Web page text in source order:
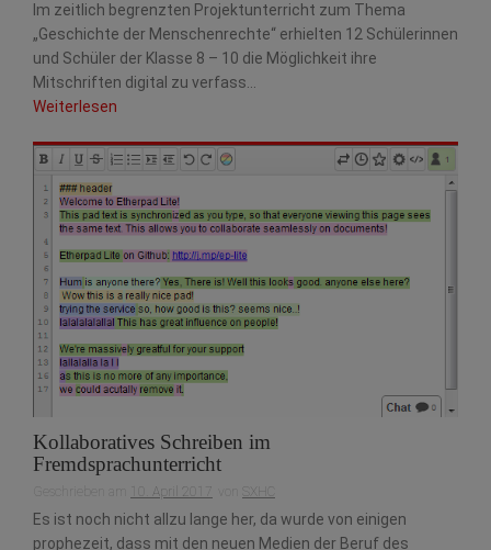
Im zeitlich begrenzten Projektunterricht zum Thema
„Geschichte der Menschenrechte“ erhielten 12 Schülerinnen
und Schüler der Klasse 8 – 10 die Möglichkeit ihre
Mitschriften digital zu verfass...
Weiterlesen
Kollaboratives Schreiben im
Fremdsprachunterricht
Geschrieben am 10. April 2017 SXHC
Es ist noch nicht allzu lange her, da wurde von einigen
prophezeit, dass mit den neuen Medien der Beruf des